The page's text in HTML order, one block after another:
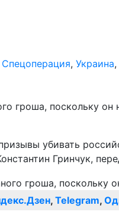
Спецоперация, Украина,
гроша, поскольку
убивать
Гринчук,
, Telegram,